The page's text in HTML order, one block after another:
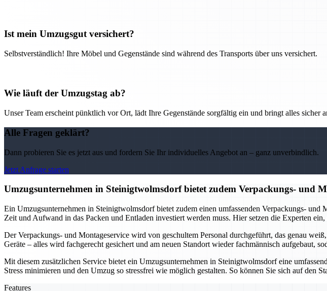
Ist mein Umzugsgut versichert?
Selbstverständlich! Ihre Möbel und Gegenstände sind während des Transports über uns versichert.
Wie läuft der Umzugstag ab?
Unser Team erscheint pünktlich vor Ort, lädt Ihre Gegenstände sorgfältig ein und bringt alles sicher
Alle Fragen geklärt?
Dann probieren Sie es jetzt aus und fordern Sie Ihr individuelles Angebot an – ganz unverbindlich.
Jetzt Anfrage starten
Umzugsunternehmen in Steinigtwolmsdorf bietet zudem Verpackungs- und
Ein Umzugsunternehmen in Steinigtwolmsdorf bietet zudem einen umfassenden Verpackungs-
Zeit und Aufwand in das Packen und Entladen investiert werden muss. Hier setzen die Experten
Der Verpackungs- und Montageservice wird von geschultem Personal durchgeführt, das genau
Geräte – alles wird fachgerecht gesichert und am neuen Standort wieder fachmännisch aufgebaut,
Mit diesem zusätzlichen Service bietet ein Umzugsunternehmen in Steinigtwolmsdorf eine
Stress minimieren und den Umzug so stressfrei wie möglich gestalten. So können Sie sich auf den
Features